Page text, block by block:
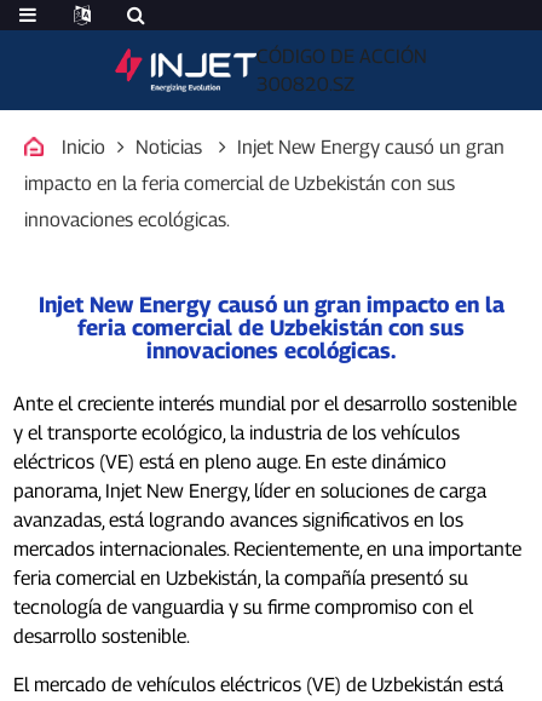
CÓDIGO DE ACCIÓN
300820.SZ
Inicio Noticias
Injet New Energy causó un gran
impacto en la feria comercial de Uzbekistán con sus
innovaciones ecológicas.
Injet New Energy causó un gran impacto en la
feria comercial de Uzbekistán con sus
innovaciones ecológicas.
Ante el creciente interés mundial por el desarrollo sostenible
y el transporte ecológico, la industria de los vehículos
eléctricos (VE) está en pleno auge. En este dinámico
panorama, Injet New Energy, líder en soluciones de carga
avanzadas, está logrando avances significativos en los
mercados internacionales. Recientemente, en una importante
feria comercial en Uzbekistán, la compañía presentó su
tecnología de vanguardia y su firme compromiso con el
desarrollo sostenible.
El mercado de vehículos eléctricos (VE) de Uzbekistán está